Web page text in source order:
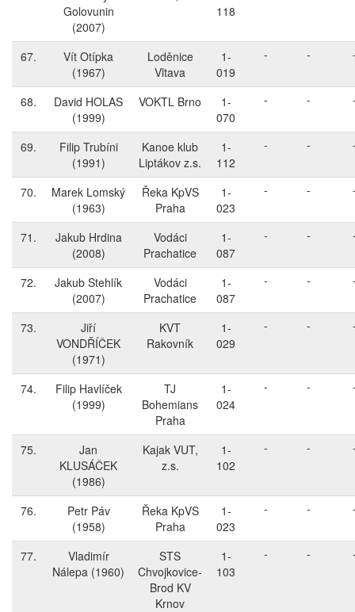
Golovunin
(2007)
118
67.
Vít Otípka
(1967)
Loděnice
Vltava
1-
019
- -
68.
David HOLAS
(1999)
VOKTL Brno
1-
070
- -
69.
Filip Trubíni
(1991)
Kanoe klub
Liptákov z.s.
1-
112
- -
70.
Marek Lomský
(1963)
Řeka KpVS
Praha
1-
023
- -
71.
Jakub Hrdina
(2008)
Vodáci
Prachatice
1-
087
- -
72.
Jakub Stehlík
(2007)
Vodáci
Prachatice
1-
087
- -
73.
Jiří
VONDŘÍČEK
(1971)
KVT
Rakovník
1-
029
- -
74.
Filip Havlíček
(1999)
TJ
Bohemians
Praha
1-
024
- -
75.
Jan
KLUSÁČEK
(1986)
Kajak VUT,
z.s.
1-
102
- -
76.
Petr Páv
(1958)
Řeka KpVS
Praha
1-
023
- -
77.
Vladimír
Nálepa (1960)
STS
Chvojkovice-
Brod KV
Krnov
1-
103
- -